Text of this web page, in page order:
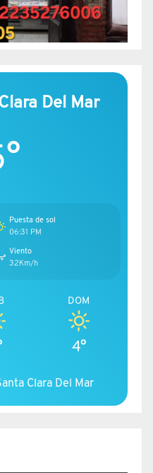
Del Mar
Puesta de sol
06:31 PM
Viento
32Km/h
DOM
4°
Clara Del Mar